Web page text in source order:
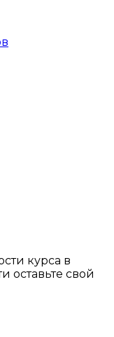
курса в
оставьте свой